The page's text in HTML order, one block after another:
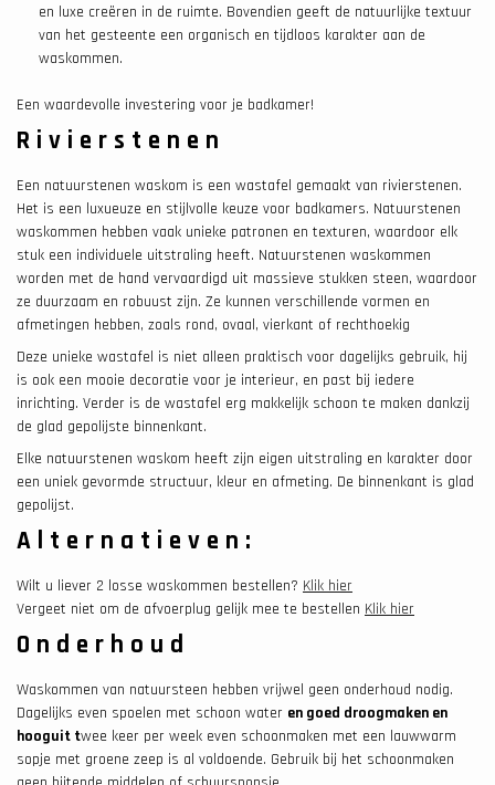
en luxe creëren in de ruimte. Bovendien geeft de natuurlijke textuur
van het gesteente een organisch en tijdloos karakter aan de
waskommen.
Een waardevolle investering voor je badkamer!
Rivierstenen
Een natuurstenen waskom is een wastafel gemaakt van rivierstenen.
Het is een luxueuze en stijlvolle keuze voor badkamers. Natuurstenen
waskommen hebben vaak unieke patronen en texturen, waardoor elk
stuk een individuele uitstraling heeft. Natuurstenen waskommen
worden met de hand vervaardigd uit massieve stukken steen, waardoor
ze duurzaam en robuust zijn. Ze kunnen verschillende vormen en
afmetingen hebben, zoals rond, ovaal, vierkant of rechthoekig
Deze unieke wastafel is niet alleen praktisch voor dagelijks gebruik, hij
is ook een mooie decoratie voor je interieur, en past bij iedere
inrichting. Verder is de wastafel erg makkelijk schoon te maken dankzij
de glad gepolijste binnenkant.
Elke natuurstenen waskom heeft zijn eigen uitstraling en karakter door
een uniek gevormde structuur, kleur en afmeting. De binnenkant is glad
gepolijst.
Alternatieven:
Wilt u liever 2 losse waskommen bestellen? Klik hier
Vergeet niet om de afvoerplug gelijk mee te bestellen Klik hier
Onderhoud
Waskommen van natuursteen hebben vrijwel geen onderhoud nodig.
Dagelijks even spoelen met schoon water en goed droogmaken en
hooguit twee keer per week even schoonmaken met een lauwwarm
sopje met groene zeep is al voldoende. Gebruik bij het schoonmaken